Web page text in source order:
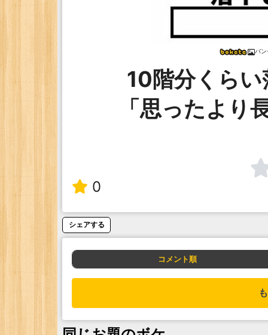
バ
10階分くら
「思ったより
0
シェアする
コメント順